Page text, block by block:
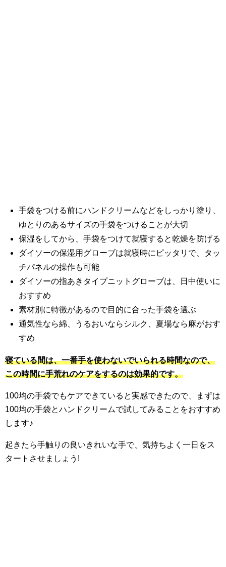
手袋をつける前にハンドクリームなどをしっかり塗り、
ゆとりのあるサイズの手袋をつけることが大切
保湿をしてから、手袋をつけて就寝すると乾燥を防げる
ダイソーの保湿用グローブは就寝時にピッタリで、タッ
チパネルの操作も可能
ダイソーの指あきタイプニットグローブは、日中使いに
おすすめ
素材別に特徴があるので目的に合った手袋を選ぶ
通気性なら綿、うるおいならシルク、夏場なら麻がおす
すめ
寝ている間は、一番手を使わないでいられる時間なので、
この時間に手荒れのケアをするのは効果的です。
100均の手袋でもケアできていると実感できたので、まずは
100均の手袋とハンドクリームで試してみることをおすすめ
します♪
起きたら手触りの良いきれいな手で、気持ちよく一日をス
タートさせましょう!